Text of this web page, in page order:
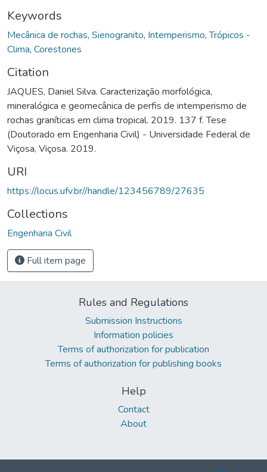
Keywords
Mecânica de rochas, Sienogranito, Intemperismo,Trópicos -
Clima, Corestones
Citation
JAQUES, Daniel Silva. Caracterização morfológica,
mineralógica e geomecânica de perfis de intemperismo de
rochas graníticas em clima tropical. 2019. 137 f. Tese
(Doutorado em Engenharia Civil) - Universidade Federal de
Viçosa, Viçosa. 2019.
URI
https://locus.ufv.br//handle/123456789/27635
Collections
Engenharia Civil
Full item page
Rules and Regulations
Submission Instructions
Information policies
Terms of authorization for publication
Terms of authorization for publishing books
Help
Contact
About